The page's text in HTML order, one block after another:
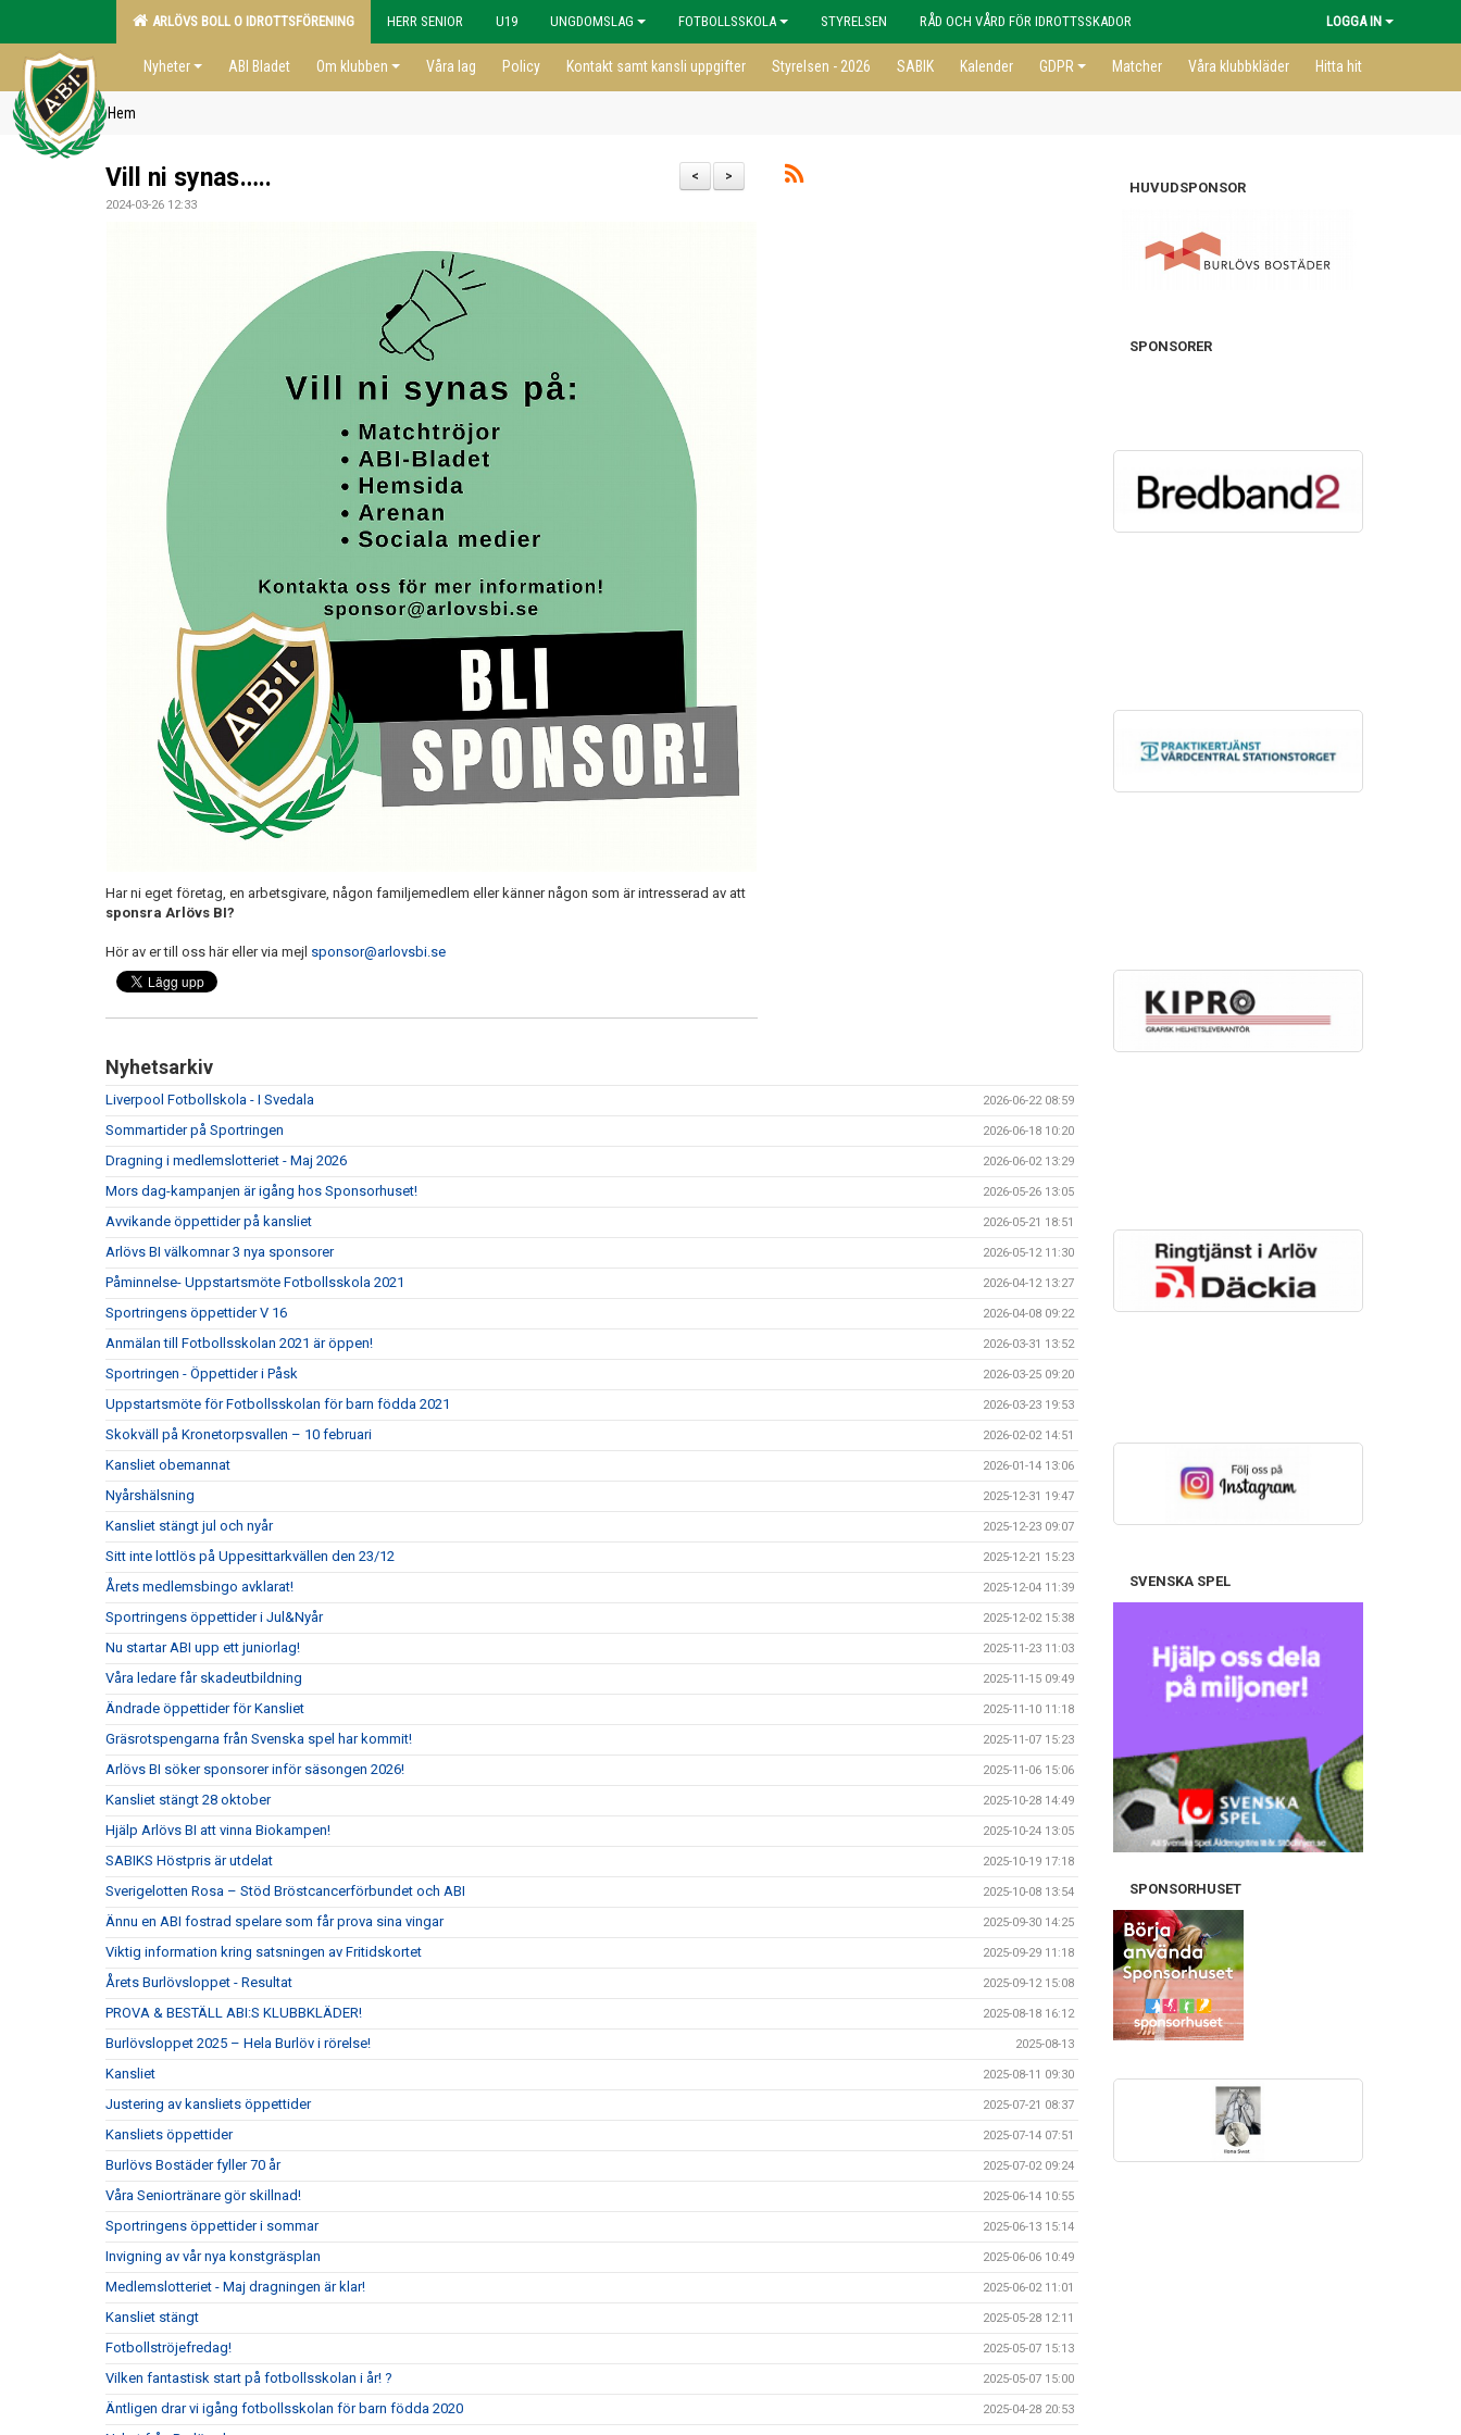
ARLÖVS BOLL O IDROTTSFÖRENING HERR SENIOR U19 UNGDOMSLAG FOTBOLLSSKOLA STYRELSEN RÅD OCH VÅRD FÖR IDROTTSSKADOR LOGGA IN
Nyheter ABI Bladet Om klubben Våra lag Policy Kontakt samt kansli uppgifter Styrelsen - 2026 SABIK Kalender GDPR Matcher Våra klubbkläder Hitta hit
Hem
>
<
Vill ni synas…..
2024-03-26 12:33
Har ni eget företag, en arbetsgivare, någon familjemedlem eller känner någon som är intresserad av att
sponsra Arlövs BI?
Hör av er till oss här eller via mejl sponsor@arlovsbi.se
Nyhetsarkiv
Liverpool Fotbollskola - I Svedala 2026-06-22 08:59
Sommartider på Sportringen 2026-06-18 10:20
Dragning i medlemslotteriet - Maj 2026 2026-06-02 13:29
Mors dag-kampanjen är igång hos Sponsorhuset! 2026-05-26 13:05
Avvikande öppettider på kansliet 2026-05-21 18:51
Arlövs BI välkomnar 3 nya sponsorer 2026-05-12 11:30
Påminnelse- Uppstartsmöte Fotbollsskola 2021 2026-04-12 13:27
Sportringens öppettider V 16 2026-04-08 09:22
Anmälan till Fotbollsskolan 2021 är öppen! 2026-03-31 13:52
Sportringen - Öppettider i Påsk 2026-03-25 09:20
Uppstartsmöte för Fotbollsskolan för barn födda 2021 2026-03-23 19:53
Skokväll på Kronetorpsvallen – 10 februari 2026-02-02 14:51
Kansliet obemannat 2026-01-14 13:06
Nyårshälsning 2025-12-31 19:47
Kansliet stängt jul och nyår 2025-12-23 09:07
Sitt inte lottlös på Uppesittarkvällen den 23/12 2025-12-21 15:23
Årets medlemsbingo avklarat! 2025-12-04 11:39
Sportringens öppettider i Jul&Nyår 2025-12-02 15:38
Nu startar ABI upp ett juniorlag! 2025-11-23 11:03
Våra ledare får skadeutbildning 2025-11-15 09:49
Ändrade öppettider för Kansliet 2025-11-10 11:18
Gräsrotspengarna från Svenska spel har kommit! 2025-11-07 15:23
Arlövs BI söker sponsorer inför säsongen 2026! 2025-11-06 15:06
Kansliet stängt 28 oktober 2025-10-28 14:49
Hjälp Arlövs BI att vinna Biokampen! 2025-10-24 13:05
SABIKS Höstpris är utdelat 2025-10-19 17:18
Sverigelotten Rosa – Stöd Bröstcancerförbundet och ABI 2025-10-08 13:54
Ännu en ABI fostrad spelare som får prova sina vingar 2025-09-30 14:25
Viktig information kring satsningen av Fritidskortet 2025-09-29 11:18
Årets Burlövsloppet - Resultat 2025-09-12 15:08
PROVA & BESTÄLL ABI:S KLUBBKLÄDER! 2025-08-18 16:12
Burlövsloppet 2025 – Hela Burlöv i rörelse! 2025-08-13
Kansliet 2025-08-11 09:30
Justering av kansliets öppettider 2025-07-21 08:37
Kansliets öppettider 2025-07-14 07:51
Burlövs Bostäder fyller 70 år 2025-07-02 09:24
Våra Seniortränare gör skillnad! 2025-06-14 10:55
Sportringens öppettider i sommar 2025-06-13 15:14
Invigning av vår nya konstgräsplan 2025-06-06 10:49
Medlemslotteriet - Maj dragningen är klar! 2025-06-02 11:01
Kansliet stängt 2025-05-28 12:11
Fotbollströjefredag! 2025-05-07 15:13
Vilken fantastisk start på fotbollsskolan i år! ? 2025-05-07 15:00
Äntligen drar vi igång fotbollsskolan för barn födda 2020 2025-04-28 20:53
HUVUDSPONSOR
SPONSORER
SVENSKA SPEL
SPONSORHUSET